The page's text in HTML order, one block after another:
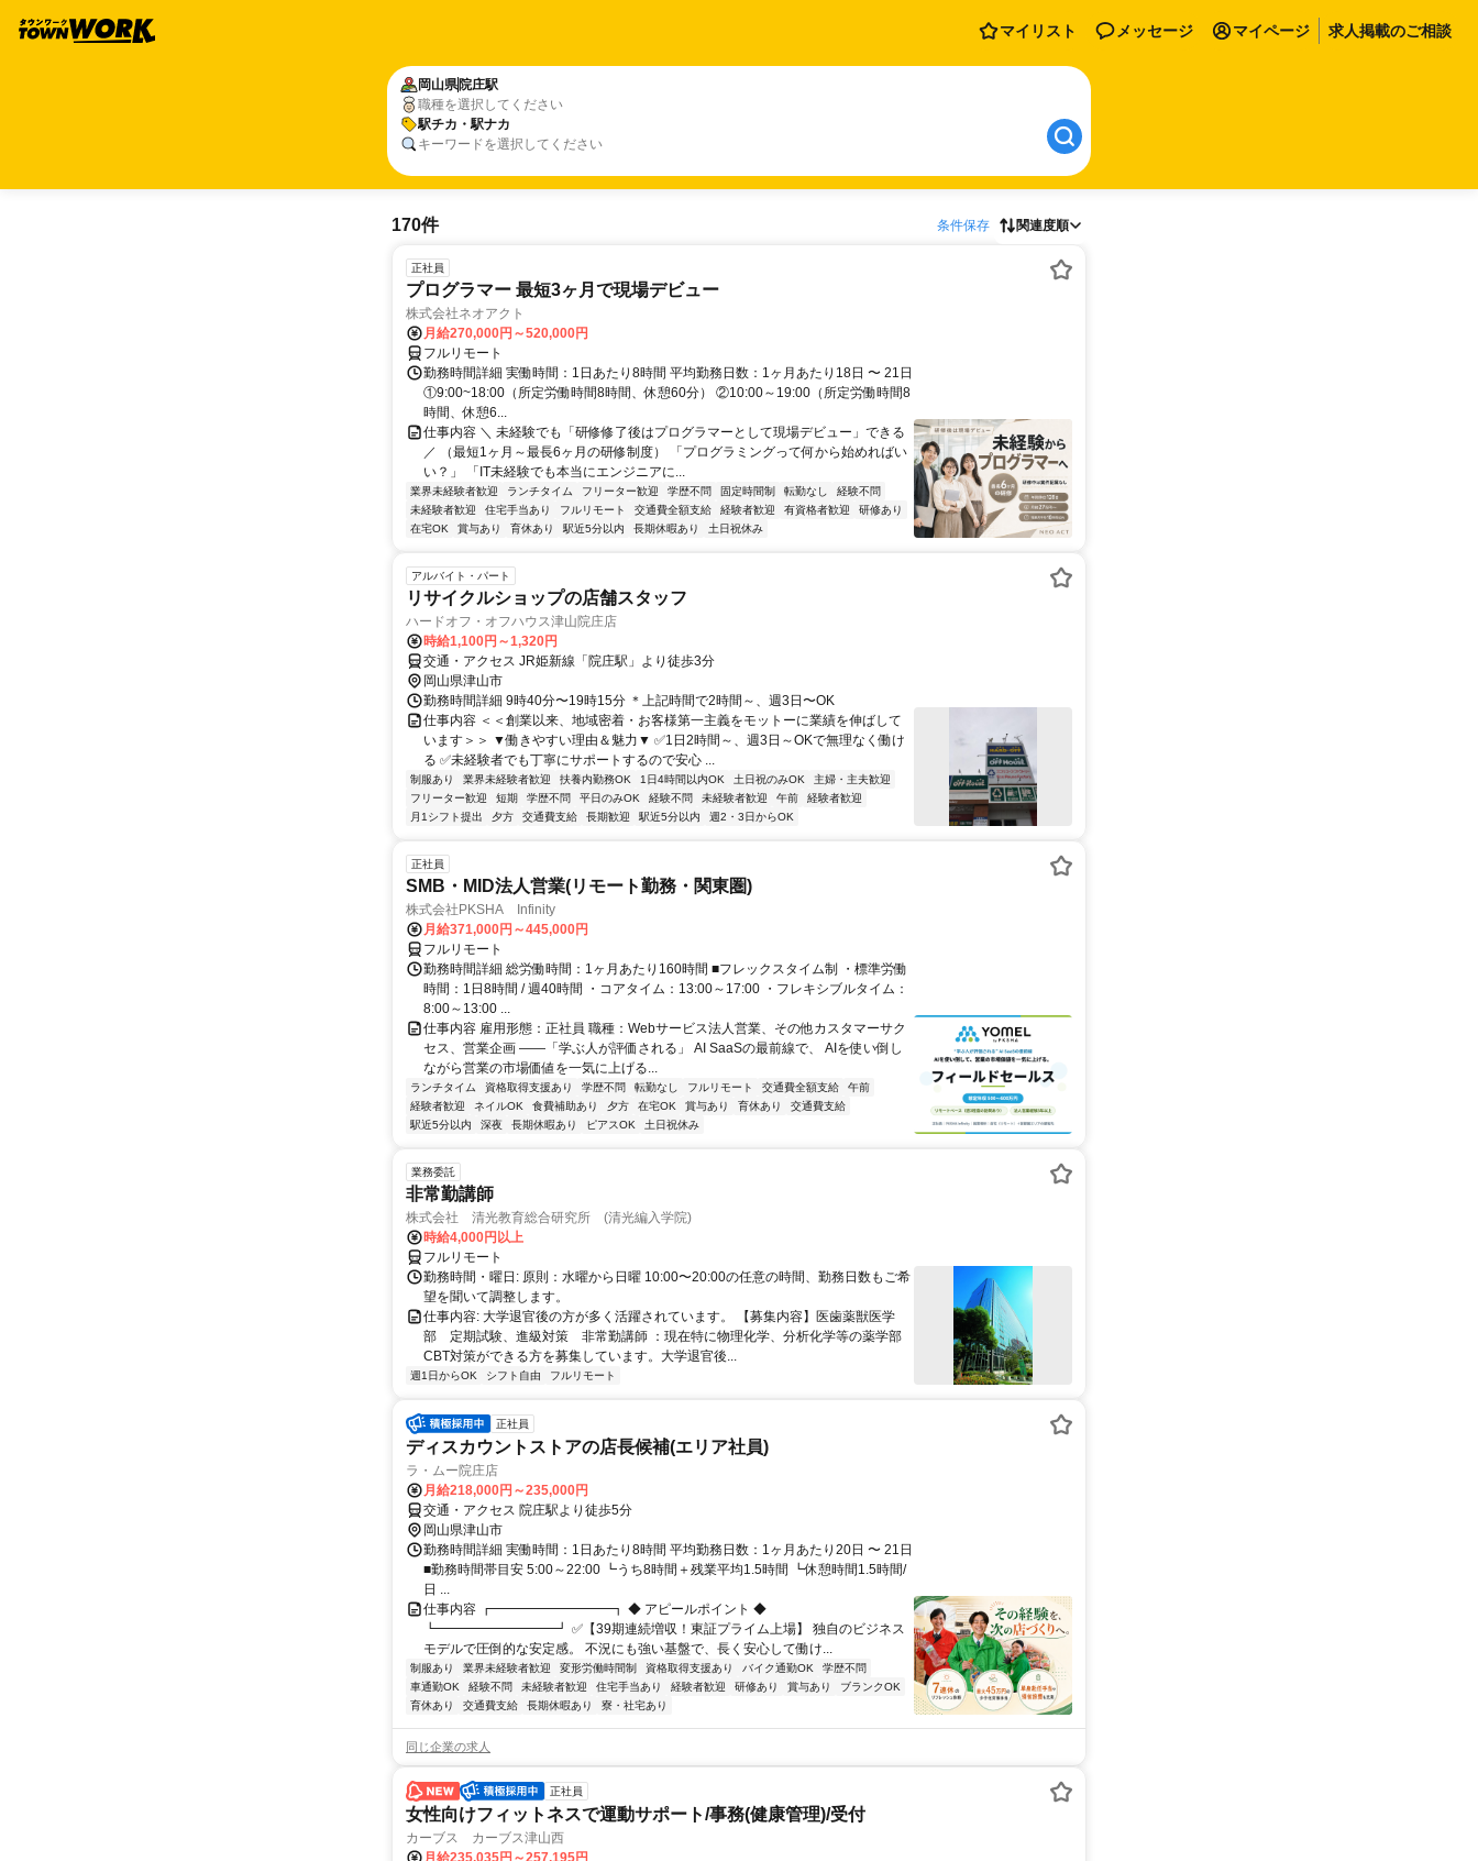
マイリスト メッセージ マイページ 求人掲載のご相談
岡山県 院庄駅
職種を選択してください
駅チカ・駅ナカ
キーワードを選択してください
170件 条件保存 関連度順
正社員
プログラマー 最短3ヶ月で現場デビュー
株式会社ネオアクト
月給270,000円～520,000円
フルリモート
勤務時間詳細 実働時間：1日あたり8時間 平均勤務日数：1ヶ月あたり18日 〜 21日
①9:00~18:00（所定労働時間8時間、休憩60分） ②10:00～19:00（所定労働時間8
時間、休憩6...
仕事内容 ＼ 未経験でも「研修修了後はプログラマーとして現場デビュー」できる
／ （最短1ヶ月～最長6ヶ月の研修制度） 「プログラミングって何から始めればい
い？」 「IT未経験でも本当にエンジニアに...
業界未経験者歓迎 ランチタイム フリーター歓迎 学歴不問 固定時間制 転勤なし
経験不問
未経験者歓迎
住宅手当あり フルリモート 交通費全額支給 経験者歓迎 有資格者歓迎
研修あり
在宅OK
賞与あり 育休あり 駅近5分以内 長期休暇あり 土日祝休み
アルバイト・パート
リサイクルショップの店舗スタッフ
ハードオフ・オフハウス津山院庄店
時給1,100円～1,320円
交通・アクセス JR姫新線「院庄駅」より徒歩3分
岡山県津山市
勤務時間詳細 9時40分〜19時15分 ＊上記時間で2時間～、週3日〜OK
仕事内容 ＜＜創業以来、地域密着・お客様第一主義をモットーに業績を伸ばして
います＞＞ ▼働きやすい理由＆魅力▼ ✅1日2時間～、週3日～OKで無理なく働け
る ✅未経験者でも丁寧にサポートするので安心 ...
制服あり 業界未経験者歓迎 扶養内勤務OK 1日4時間以内OK 土日祝のみOK
主婦・主夫歓迎
フリーター歓迎
短期 学歴不問 平日のみOK 経験不問 未経験者歓迎 午前
経験者歓迎
月1シフト提出
夕方 交通費支給 長期歓迎 駅近5分以内 週2・3日からOK
正社員
SMB・MID法人営業(リモート勤務・関東圏)
株式会社PKSHA Infinity
月給371,000円～445,000円
フルリモート
勤務時間詳細 総労働時間：1ヶ月あたり160時間 ■フレックスタイム制 ・標準労働
時間：1日8時間 / 週40時間 ・コアタイム：13:00～17:00 ・フレキシブルタイム：
8:00～13:00 ...
仕事内容 雇用形態：正社員 職種：Webサービス法人営業、その他カスタマーサク
セス、営業企画 ――「学ぶ人が評価される」 AI SaaSの最前線で、 AIを使い倒し
ながら営業の市場価値を一気に上げる...
ランチタイム 資格取得支援あり 学歴不問 転勤なし フルリモート 交通費全額支給
午前
経験者歓迎
ネイルOK 食費補助あり 夕方 在宅OK 賞与あり 育休あり
交通費支給
駅近5分以内
深夜 長期休暇あり ピアスOK 土日祝休み
業務委託
非常勤講師
株式会社 清光教育総合研究所 (清光編入学院)
時給4,000円以上
フルリモート
勤務時間・曜日: 原則：水曜から日曜 10:00〜20:00の任意の時間、勤務日数もご希
望を聞いて調整します。
仕事内容: 大学退官後の方が多く活躍されています。 【募集内容】医歯薬獣医学
部 定期試験、進級対策 非常勤講師 ：現在特に物理化学、分析化学等の薬学部
CBT対策ができる方を募集しています。大学退官後...
週1日からOK シフト自由 フルリモート
正社員
ディスカウントストアの店長候補(エリア社員)
ラ・ムー院庄店
月給218,000円～235,000円
交通・アクセス 院庄駅より徒歩5分
岡山県津山市
勤務時間詳細 実働時間：1日あたり8時間 平均勤務日数：1ヶ月あたり20日 〜 21日
■勤務時間帯目安 5:00～22:00 ┗うち8時間＋残業平均1.5時間 ┗休憩時間1.5時間/
日 ...
仕事内容 ┏━━━━━━━━━┓ ◆ アピールポイント ◆
┗━━━━━━━━━┛ ✅【39期連続増収！東証プライム上場】 独自のビジネス
モデルで圧倒的な安定感。 不況にも強い基盤で、長く安心して働け...
制服あり 業界未経験者歓迎 変形労働時間制 資格取得支援あり バイク通勤OK
学歴不問
車通勤OK
経験不問 未経験者歓迎 住宅手当あり 経験者歓迎 研修あり 賞与あり
ブランクOK
育休あり
交通費支給 長期休暇あり 寮・社宅あり
同じ企業の求人
正社員
女性向けフィットネスで運動サポート/事務(健康管理)/受付
カーブス カーブス津山西
月給235,035円～257,195円